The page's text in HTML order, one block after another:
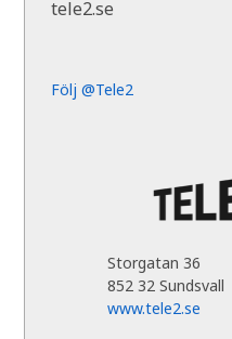
tele2.se
Följ @Tele2
Storgatan 36
852 32 Sundsvall
www.tele2.se